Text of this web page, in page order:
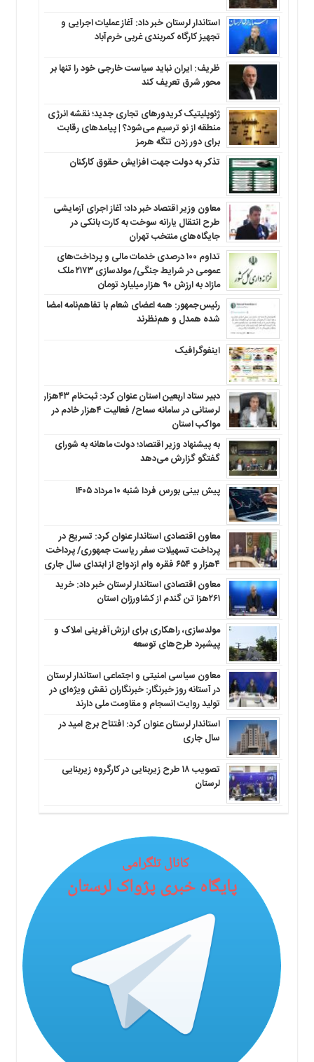
استاندار لرستان خبر داد: آغاز عملیات اجرایی و
تجهیز کارگاه کمربندی غربی خرم‌آباد
ظریف: ایران نباید سیاست خارجی خود را تنها بر
محور شرق تعریف کند
ژئوپلیتیک کریدورهای تجاری جدید؛ نقشه انرژی
منطقه‌ از نو ترسیم می‌شود؟ | پیامدهای رقابت
برای دور زدن تنگه هرمز
تذکر به دولت جهت افزایش حقوق کارکنان ‌
معاون وزیر اقتصاد خبر داد؛ آغاز اجرای آزمایشی
طرح انتقال یارانه سوخت به کارت بانکی در
جایگاه‌های منتخب تهران
تداوم ۱۰۰ درصدی خدمات مالی و پرداخت‌های
عمومی در شرایط جنگی/ مولدسازی ۲۱۷۳ ملک
مازاد به ارزش ۹۰ هزار میلیارد تومان
رئیس‌جمهور: همه اعضای شعام با تفاهم‌نامه امضا
شده همدل و هم‌نظرند
اینفوگرافیک
دبیر ستاد اربعین استان عنوان کرد: ثبت‌نام ۴۳هزار
لرستانی در سامانه سماح/ فعالیت ۴هزار خادم در
مواکب استان
به پیشنهاد وزیر اقتصاد؛ دولت ماهانه به شورای
گفتگو گزارش می‌دهد
پیش بینی بورس فردا شنبه ۱۰ مرداد ۱۴۰۵
معاون اقتصادی استاندار عنوان کرد: تسریع در
پرداخت تسهیلات سفر ریاست جمهوری/ پرداخت
۴هزار و ۶۵۴ فقره وام ازدواج از ابتدای سال جاری
معاون اقتصادی استاندار لرستان خبر داد: خرید
۲۶۱هزا تن گندم از کشاورزان استان
مولدسازی، راهکاری برای ارزش‌آفرینی املاک و
پیشبرد طرح‌های توسعه
معاون سیاسی امنیتی و اجتماعی استاندار لرستان
در آستانه روز خبرنگار: خبرنگاران نقش ویژه‌ای در
تولید روایت انسجام و مقاومت ملی دارند
استاندار لرستان عنوان کرد: افتتاح برج امید در
سال جاری
تصویب ۱۸ طرح زیربنایی در کارگروه زیربنایی
لرستان